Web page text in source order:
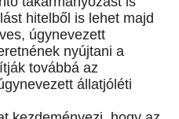
hitelből is lehet majd
úgynevezett
nyújtani a
továbbá az
állatjóléti